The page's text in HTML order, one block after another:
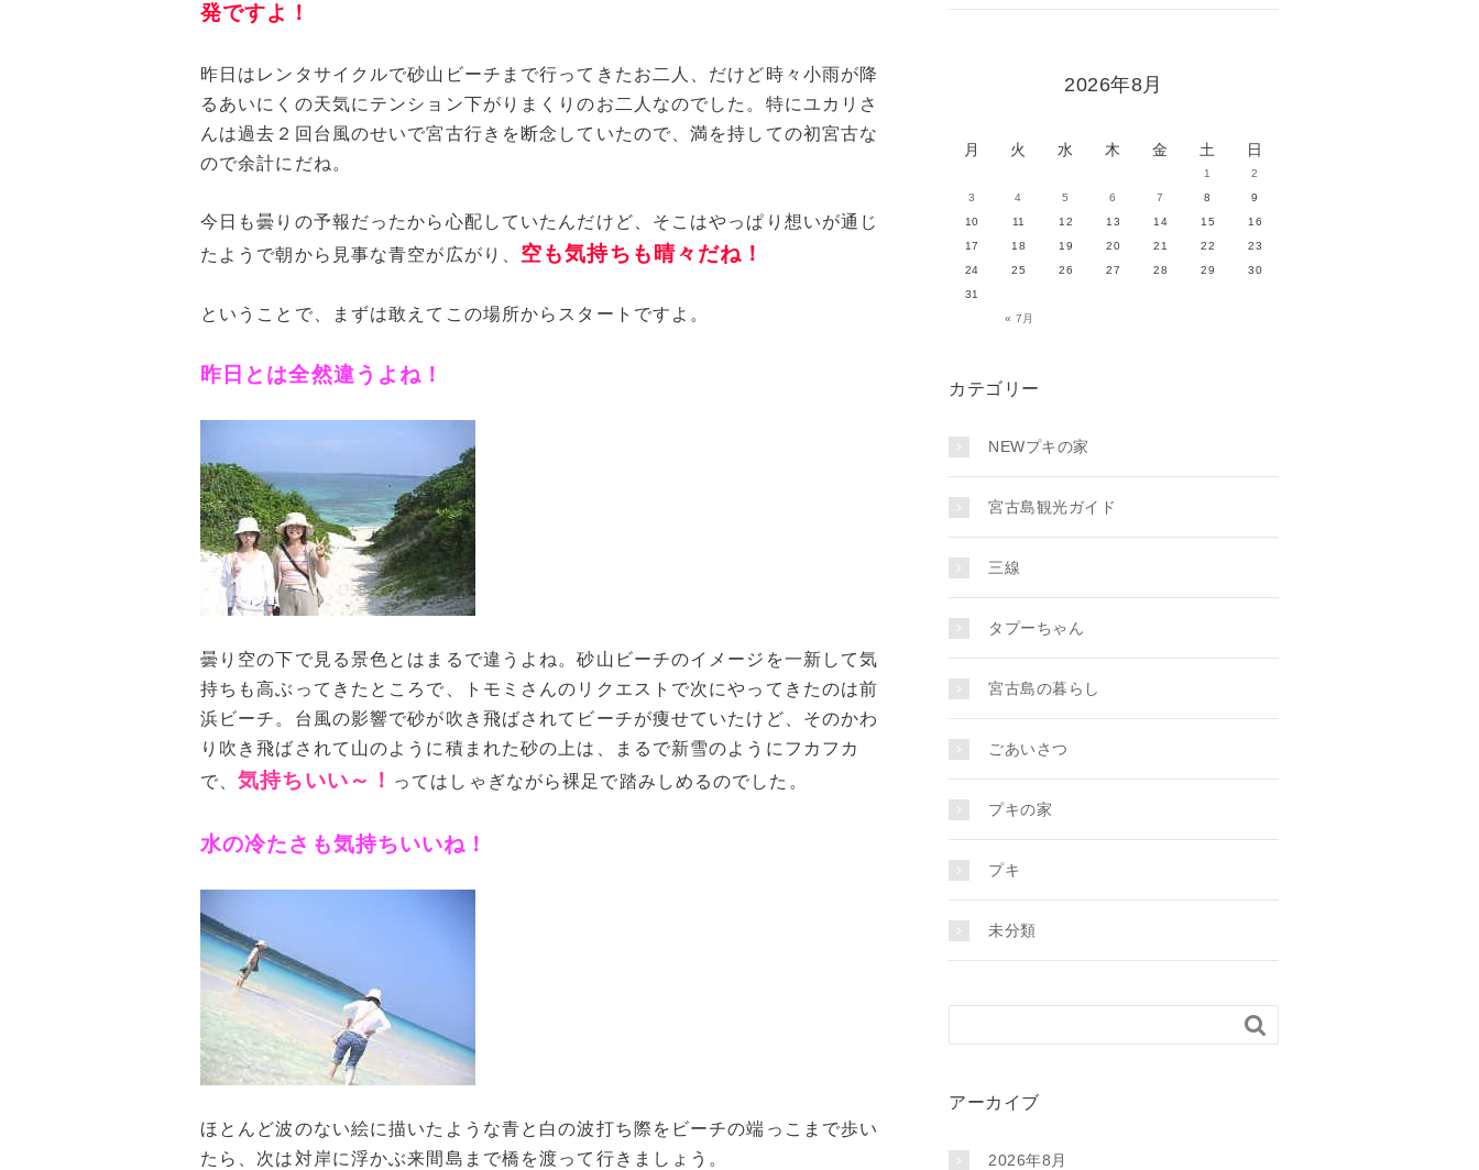
発ですよ！
昨日はレンタサイクルで砂山ビーチまで行ってきたお二人、だけど時々小雨が降
るあいにくの天気にテンション下がりまくりのお二人なのでした。特にユカリさ
んは過去２回台風のせいで宮古行きを断念していたので、満を持しての初宮古な
ので余計にだね。
今日も曇りの予報だったから心配していたんだけど、そこはやっぱり想いが通じ
たようで朝から見事な青空が広がり、 空も気持ちも晴々だね！
ということで、まずは敢えてこの場所からスタートですよ。
昨日とは全然違うよね！
曇り空の下で見る景色とはまるで違うよね。砂山ビーチのイメージを一新して気
持ちも高ぶってきたところで、トモミさんのリクエストで次にやってきたのは前
浜ビーチ。台風の影響で砂が吹き飛ばされてビーチが痩せていたけど、そのかわ
り吹き飛ばされて山のように積まれた砂の上は、まるで新雪のようにフカフカ
で、気持ちいい～！ ってはしゃぎながら裸足で踏みしめるのでした。
水の冷たさも気持ちいいね！
ほとんど波のない絵に描いたような青と白の波打ち際をビーチの端っこまで歩い
たら、次は対岸に浮かぶ来間島まで橋を渡って行きましょう。
2026年8月
月 火 水 木 金 土 日
« 7月
1
2
3
4 5 6 7 8
9
10
11 12 13 14 15
16
17
18 19 20 21 22
23
24
25 26 27 28 29
30
31
カテゴリー
NEWプキの家
宮古島観光ガイド
三線
タプーちゃん
宮古島の暮らし
ごあいさつ
プキの家
プキ
未分類

アーカイブ
2026年8月